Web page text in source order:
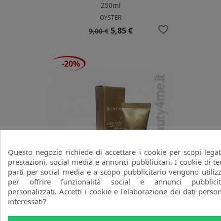
250ml
OYSTER
Prezzo
9,00 € Prezzo
5,85 € favorite_border
-20%
Questo negozio richiede di accettare i cookie per scopi
prestazioni, social media e annunci pubblicitari. I cookie di
parti per social media e a scopo pubblicitario vengono
per offrire funzionalità social e annunci
personalizzati. Accetti i cookie e l'elaborazione dei dati
interessati?